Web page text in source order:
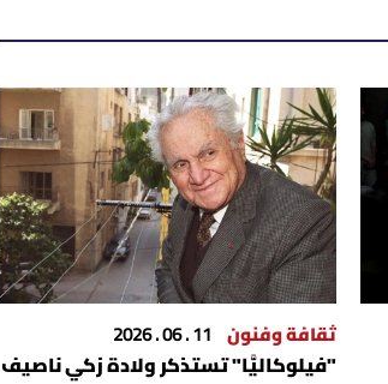
ثقافة وفنون 11 . 06 . 2026
"فيلوكاليَّا" تستذكر ولادة زكي ناصيف